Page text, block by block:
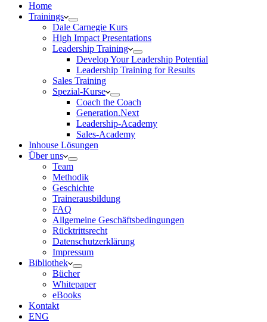
Home
Trainings
Dale Carnegie Kurs
High Impact Presentations
Leadership Training
Develop Your Leadership Potential
Leadership Training for Results
Sales Training
Spezial-Kurse
Coach the Coach
Generation.Next
Leadership-Academy
Sales-Academy
Inhouse Lösungen
Über uns
Team
Methodik
Geschichte
Trainerausbildung
FAQ
Allgemeine Geschäftsbedingungen
Rücktrittsrecht
Datenschutzerklärung
Impressum
Bibliothek
Bücher
Whitepaper
eBooks
Kontakt
ENG